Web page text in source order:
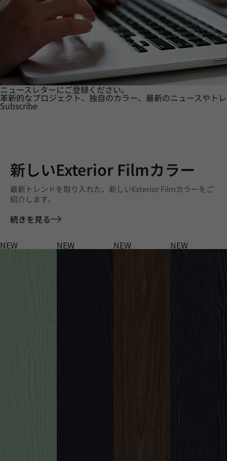
ニュースレターにご登録ください。
革新的なプロジェクト、独自のカラー、最新のニュースやト
Subscribe
新しいExterior Filmカラー
最新トレンドを取り入れた、新しいExterior Filmカラーをご
紹介します。
続きを見る
NEW NEW NEW NEW